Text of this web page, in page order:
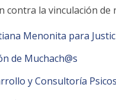
contra la vinculación
Menonita para
de Muchach@s
y Consultoría